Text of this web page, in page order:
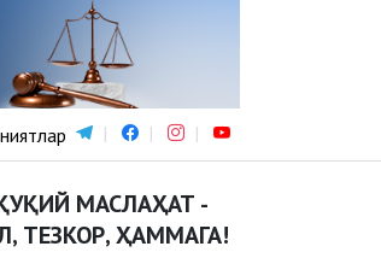
МАСЛАҲАТ -
ТЕЗКОР, ҲАММАГА!